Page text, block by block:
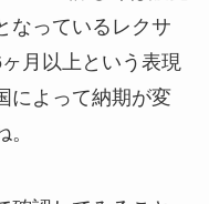
なっているレクサ
月以上という表現
によって納期が変